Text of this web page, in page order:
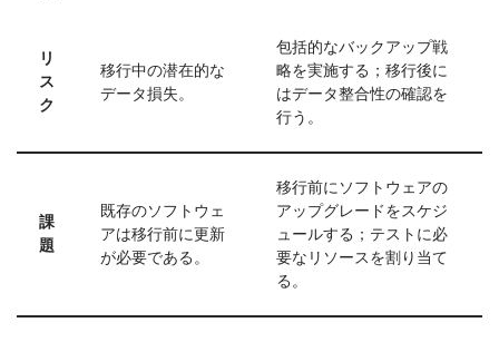
リ
ス
ク
移行中の潜在的な
データ損失。
包括的なバックアップ戦
略を実施する；移行後に
はデータ整合性の確認を
行う。
課
題
既存のソフトウェ
アは移行前に更新
が必要である。
移行前にソフトウェアの
アップグレードをスケジ
ュールする；テストに必
要なリソースを割り当て
る。